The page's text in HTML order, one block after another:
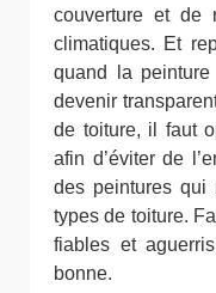
couverture et de
climatiques. Et
quand la
devenir
de toiture, il faut
afin d’éviter de
des peintures qui
types de toiture.
fiables et
bonne.